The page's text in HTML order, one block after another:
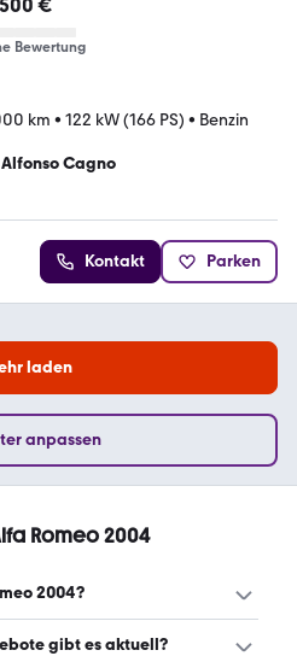
€
Bewertung
km • 122 kW (166 PS) • Benzin
Alfonso Cagno
Kontakt Parken
laden
anpassen
Romeo 2004
2004?
Romeo 2004 liegt zwischen
gibt es aktuell?